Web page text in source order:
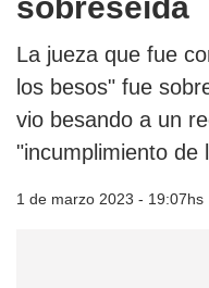
La jueza que fue
los besos" fue
vio besando a un
"incumplimiento de
1 de marzo 2023 - 19:07hs